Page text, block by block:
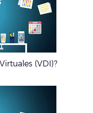
(VDI)?